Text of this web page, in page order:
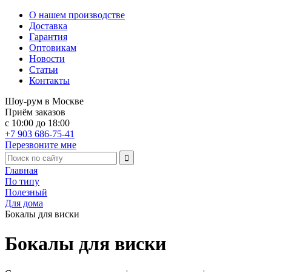
О нашем производстве
Доставка
Гарантия
Оптовикам
Новости
Статьи
Контакты
Шоу-рум в Москве
Приём заказов
с 10:00 до 18:00
+7 903 686-75-41
Перезвоните мне
Главная
По типу
Полезный
Для дома
Бокалы для виски
Бокалы для виски